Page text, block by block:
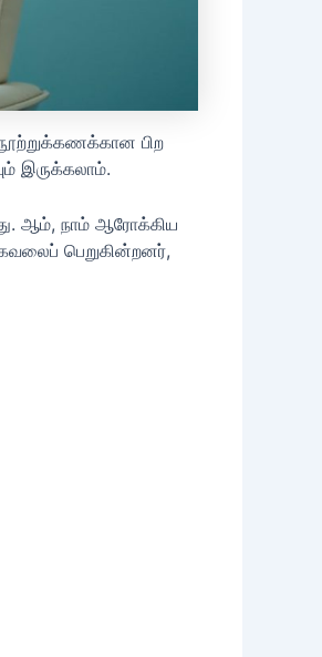
பிற
இருக்கலாம்.
ஆம், நாம் ஆரோக்கிய
பெறுகின்றனர்,